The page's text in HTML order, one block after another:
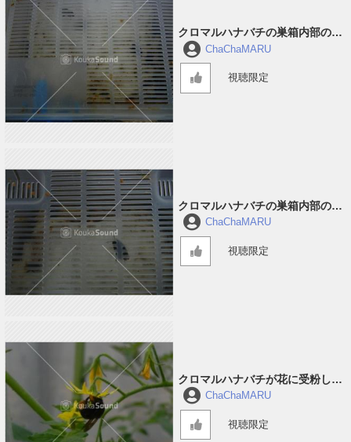
クロマルハナバチの巣箱内部の音
#2
ChaChaMARU
視聴限定
クロマルハナバチの巣箱内部の音
#1
ChaChaMARU
視聴限定
クロマルハナバチが花に受粉して
回っている音 #3
ChaChaMARU
視聴限定